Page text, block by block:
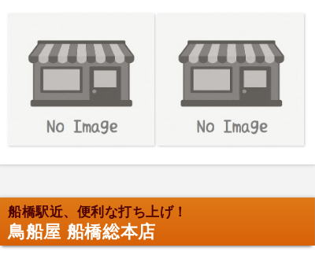
船橋駅近、便利な打ち上げ！
鳥船屋 船橋総本店